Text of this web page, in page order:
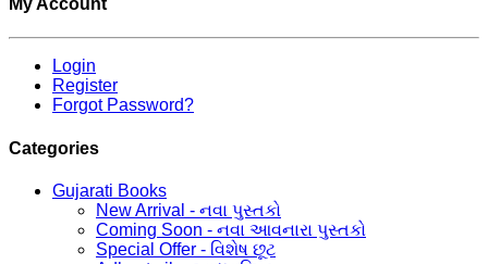
My Account
Login
Register
Forgot Password?
Categories
Gujarati Books
New Arrival - નવા પુસ્તકો
Coming Soon - નવા આવનારા પુસ્તકો
Special Offer - વિશેષ છૂટ